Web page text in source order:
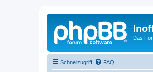
Das
Schnellzugriff FAQ